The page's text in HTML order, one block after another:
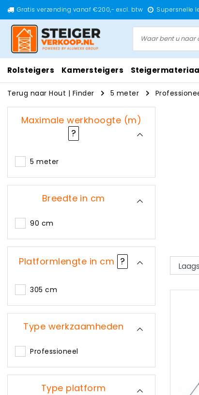
Gratis verzending vanaf €200,- excl. btw Supersnelle
Rolsteigers Kamersteigers
Terug naar Hout | Finder 5 meter
Maximale werkhoogte (m)
?
5 meter
Breedte in cm
90 cm
Platformlengte in cm ?
305 cm
Type werkzaamheden
Professioneel
Type platform